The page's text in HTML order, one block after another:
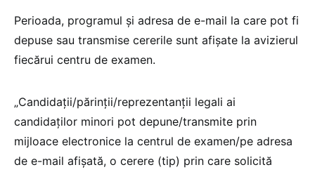
Perioada, programul și adresa de e-mail la care pot fi
depuse sau transmise cererile sunt afișate la avizierul
fiecărui centru de examen.
„Candidații/părinții/reprezentanții legali ai
candidaților minori pot depune/transmite prin
mijloace electronice la centrul de examen/pe adresa
de e-mail afișată, o cerere (tip) prin care solicită